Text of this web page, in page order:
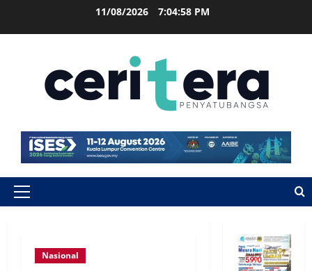
11/08/2026 7:04:59 PM
Nasional